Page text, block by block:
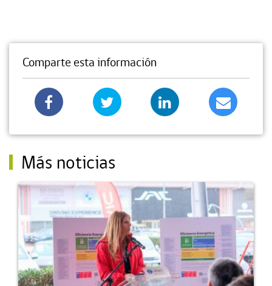
Comparte esta información
Más noticias